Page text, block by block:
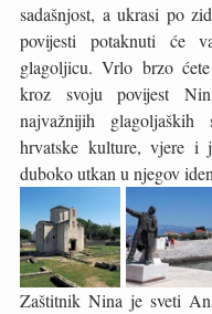
sadašnjost, a ukrasi po
povijesti potaknuti će
glagoljicu. Vrlo brzo
kroz svoju povijest
najvažnijih glagoljaških
hrvatske kulture, vjere i
duboko utkan u njegov
Zaštitnik Nina je sveti